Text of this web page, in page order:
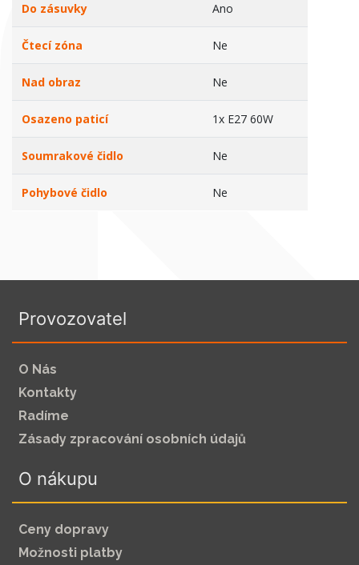
Do zásuvky Ano
Čtecí zóna Ne
Nad obraz Ne
Osazeno paticí 1x E27 60W
Soumrakové čidlo Ne
Pohybové čidlo Ne
Provozovatel
O Nás
Kontakty
Radíme
Zásady zpracování osobních údajů
O nákupu
Ceny dopravy
Možnosti platby